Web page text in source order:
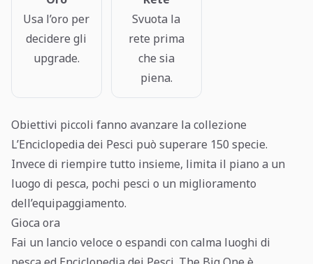
Usa l’oro per
decidere gli
upgrade.
Svuota la
rete prima
che sia
piena.
Obiettivi piccoli fanno avanzare la collezione
L’Enciclopedia dei Pesci può superare 150 specie.
Invece di riempire tutto insieme, limita il piano a un
luogo di pesca, pochi pesci o un miglioramento
dell’equipaggiamento.
Gioca ora
Fai un lancio veloce o espandi con calma luoghi di